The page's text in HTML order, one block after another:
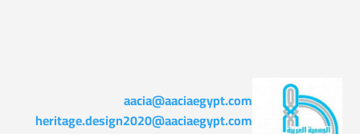
aacia@aaciaegypt.com
heritage.design2020@aaciaegypt.com